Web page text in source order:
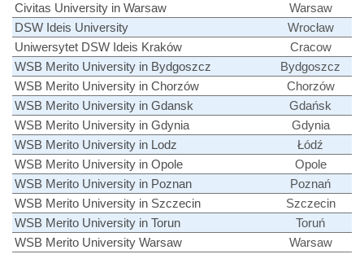
Civitas University in Warsaw
Warsaw
DSW Ideis University
Wrocław
Uniwersytet DSW Ideis Kraków
Cracow
WSB Merito University in Bydgoszcz
Bydgoszcz
WSB Merito University in Chorzów
Chorzów
WSB Merito University in Gdansk
Gdańsk
WSB Merito University in Gdynia
Gdynia
WSB Merito University in Lodz
Łódź
WSB Merito University in Opole
Opole
WSB Merito University in Poznan
Poznań
WSB Merito University in Szczecin
Szczecin
WSB Merito University in Torun
Toruń
WSB Merito University Warsaw
Warsaw